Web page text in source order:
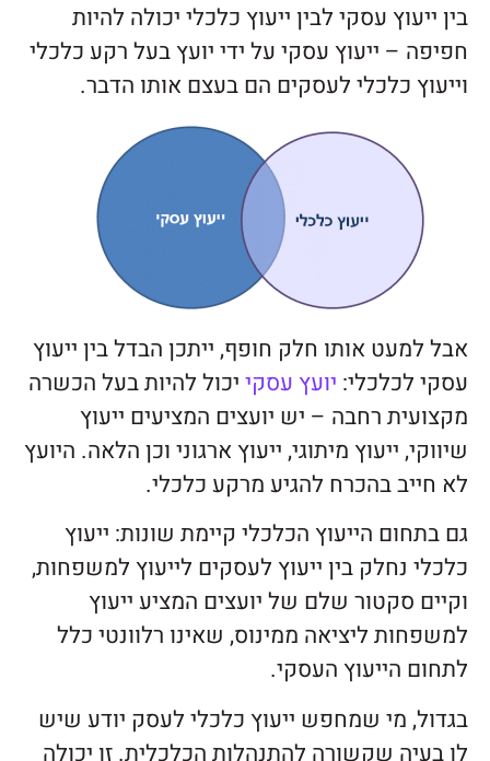
בין ייעוץ עסקי לבין ייעוץ כלכלי יכולה להיות
חפיפה – ייעוץ עסקי על ידי יועץ בעל רקע כלכלי
וייעוץ כלכלי לעסקים הם בעצם אותו הדבר.
אבל למעט אותו חלק חופף, ייתכן הבדל בין ייעוץ
עסקי לכלכלי: יועץ עסקייכול להיות בעל הכשרה
מקצועית רחבה – יש יועצים המציעים ייעוץ
שיווקי, ייעוץ מיתוגי, ייעוץ ארגוני וכן הלאה. היועץ
לא חייב בהכרח להגיע מרקע כלכלי.
גם בתחום הייעוץ הכלכלי קיימת שונות: ייעוץ
כלכלי נחלק בין ייעוץ לעסקים לייעוץ למשפחות,
וקיים סקטור שלם של יועצים המציע ייעוץ
למשפחות ליציאה ממינוס, שאינו רלוונטי כלל
לתחום הייעוץ העסקי.
בגדול, מי שמחפש ייעוץ כלכלי לעסק יודע שיש
לו בעיה שקשורה להתנהלות הכלכלית. זו יכולה